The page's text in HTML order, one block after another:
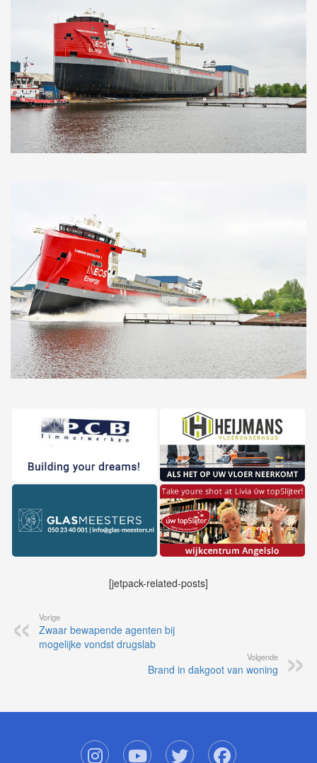
[jetpack-related-posts]
Vorige
Zwaar bewapende agenten bij
mogelijke vondst drugslab
Volgende
Brand in dakgoot van woning